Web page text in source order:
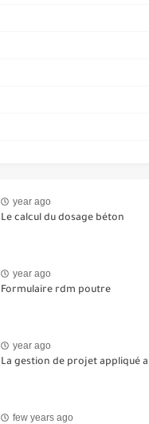
year ago
Le calcul du dosage béton
year ago
Formulaire rdm poutre
year ago
La gestion de projet appliqué
few years ago